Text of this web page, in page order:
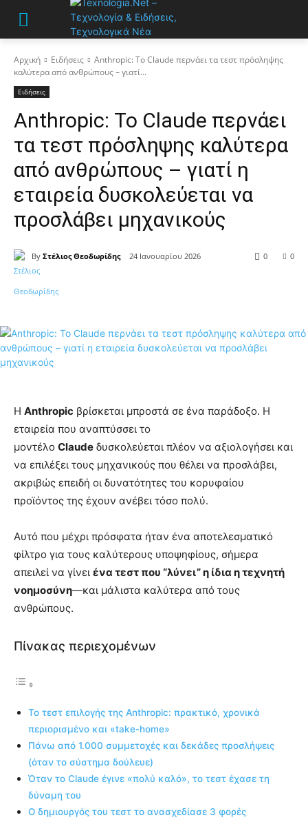
Αρχική Ειδήσεις
Anthropic: Το Claude περνάει τα τεστ πρόσληψης
καλύτερα από ανθρώπους – γιατί...
Ειδήσεις
Anthropic: Το Claude περνάει
τα τεστ πρόσληψης καλύτερα
από ανθρώπους – γιατί η
εταιρεία δυσκολεύεται να
προσλάβει μηχανικούς
By Στέλιος Θεοδωρίδης 24 Ιανουαρίου 2026 0
0
Η Anthropic βρίσκεται μπροστά σε ένα παράδοξο. Η
εταιρεία που αναπτύσσει το
μοντέλο Claude δυσκολεύεται πλέον να αξιολογήσει και
να επιλέξει τους μηχανικούς που θέλει να προσλάβει,
ακριβώς επειδή οι δυνατότητες του κορυφαίου
προϊόντος της έχουν ανέβει τόσο πολύ.
Αυτό που μέχρι πρόσφατα ήταν ένα αποτελεσματικό
φίλτρο για τους καλύτερους υποψηφίους, σήμερα
απειλεί να γίνει ένα τεστ που “λύνει” η ίδια η τεχνητή
νοημοσύνη—και μάλιστα καλύτερα από τους
ανθρώπους.
Πίνακας περιεχομένων
Το τεστ επιλογής της Anthropic: πρακτικό, χρονικά
περιορισμένο και «take-home»
Πάνω από 1.000 συμμετοχές και δεκάδες προσλήψεις
(όταν το σύστημα δούλευε)
Όταν το Claude έγινε «πολύ καλό», το τεστ έχασε τη
δύναμη του
Ο δημιουργός του τεστ το ανασχεδίασε 3 φορές